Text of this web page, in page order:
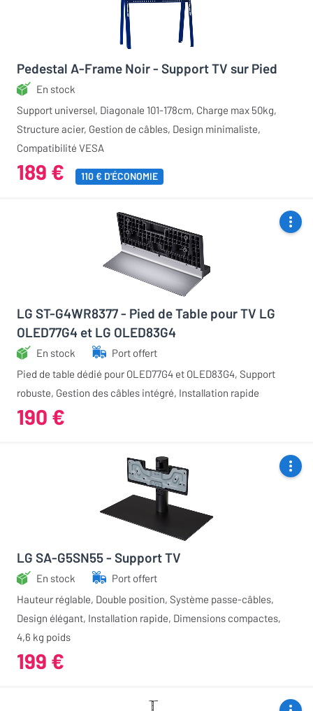
Pedestal A-Frame Noir - Support TV sur Pied
En stock
Support universel, Diagonale 101-178cm, Charge max 50kg,
Structure acier, Gestion de câbles, Design minimaliste,
Compatibilité VESA
189 € 110 € D'ÉCONOMIE
LG ST-G4WR8377 - Pied de Table pour TV LG
OLED77G4 et LG OLED83G4
En stock
Port offert
Pied de table dédié pour OLED77G4 et OLED83G4, Support
robuste, Gestion des câbles intégré, Installation rapide
190 €
LG SA-G5SN55 - Support TV
En stock
Port offert
Hauteur réglable, Double position, Système passe-câbles,
Design élégant, Installation rapide, Dimensions compactes,
4,6 kg poids
199 €